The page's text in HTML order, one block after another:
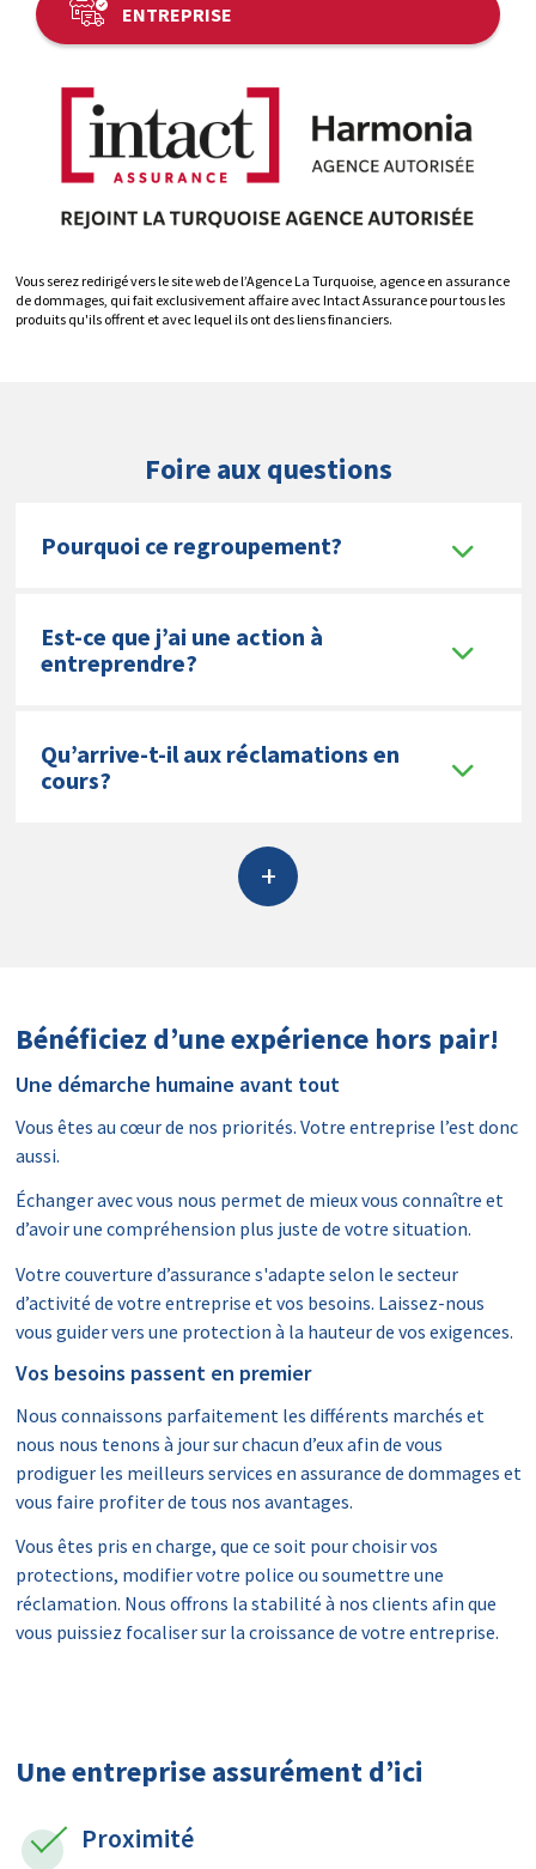
ENTREPRISE
Vous serez redirigé vers le site web de l’Agence La Turquoise, agence en assurance
de dommages, qui fait exclusivement affaire avec Intact Assurance pour tous les
produits qu'ils offrent et avec lequel ils ont des liens financiers.
Foire aux questions
Pourquoi ce regroupement?
Est-ce que j’ai une action à
entreprendre?
Qu’arrive-t-il aux réclamations en
cours?
+
Bénéficiez d’une expérience hors pair!
Une démarche humaine avant tout
Vous êtes au cœur de nos priorités. Votre entreprise l’est donc
aussi.
Échanger avec vous nous permet de mieux vous connaître et
d’avoir une compréhension plus juste de votre situation.
Votre couverture d’assurance s'adapte selon le secteur
d’activité de votre entreprise et vos besoins. Laissez-nous
vous guider vers une protection à la hauteur de vos exigences.
Vos besoins passent en premier
Nous connaissons parfaitement les différents marchés et
nous nous tenons à jour sur chacun d’eux afin de vous
prodiguer les meilleurs services en assurance de dommages et
vous faire profiter de tous nos avantages.
Vous êtes pris en charge, que ce soit pour choisir vos
protections, modifier votre police ou soumettre une
réclamation. Nous offrons la stabilité à nos clients afin que
vous puissiez focaliser sur la croissance de votre entreprise.
Une entreprise assurément d’ici
Proximité